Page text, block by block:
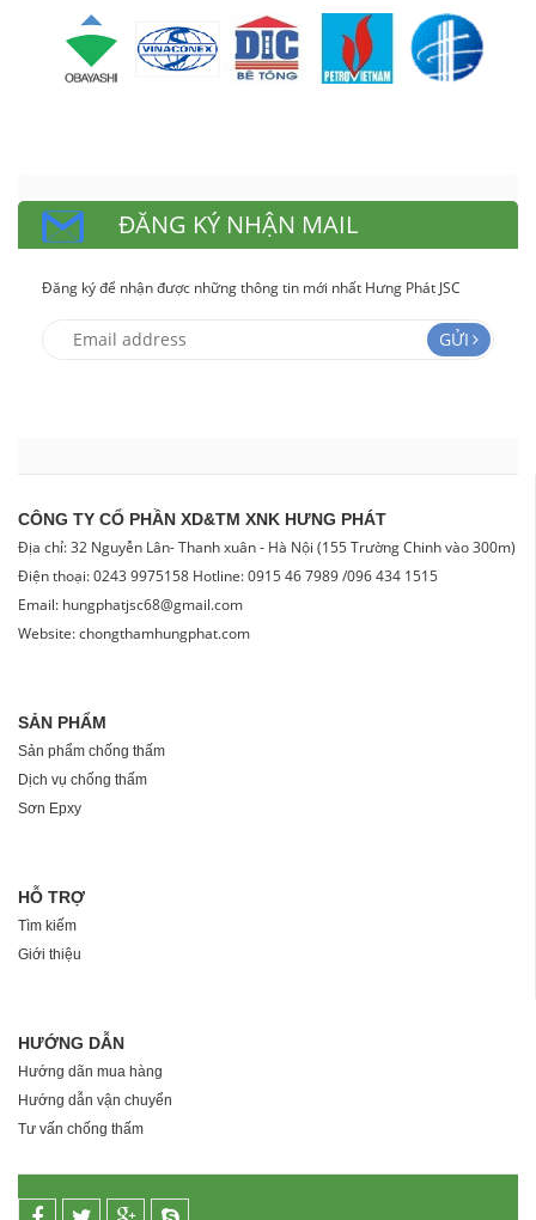
ĐĂNG KÝ NHẬN MAIL
Đăng ký để nhận được những thông tin mới nhất Hưng Phát JSC
GỬI
CÔNG TY CỔ PHẦN XD&TM XNK HƯNG PHÁT
Địa chỉ: 32 Nguyễn Lân- Thanh xuân - Hà Nội (155 Trường Chinh vào 300m)
Điện thoại: 0243 9975158 Hotline: 0915 46 7989 /096 434 1515
Email: hungphatjsc68@gmail.com
Website: chongthamhungphat.com
SẢN PHẨM
Sản phẩm chống thấm
Dịch vụ chống thấm
Sơn Epxy
HỖ TRỢ
Tìm kiếm
Giới thiệu
HƯỚNG DẪN
Hướng dãn mua hàng
Hướng dẫn vận chuyển
Tư vấn chống thấm